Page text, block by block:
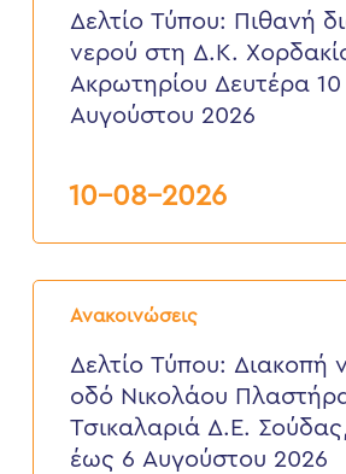
διακοπή
νερού
Χορδακίου
Δευτέρα
2026
Δελτίο Τύπου: Πιθανή
νερού στη Δ.Κ.
Ακρωτηρίου Δευτέρα 10
Αυγούστου 2026
10-08-2026
Ανακοινώσεις
Δελτίο
Τύπου:
νερού
στην
Νικολάου
Πλαστήρα,
περιοχή
Δελτίο Τύπου: Διακοπή
οδό Νικολάου
Τσικαλαριά Δ.Ε.
έως 6 Αυγούστου 2026